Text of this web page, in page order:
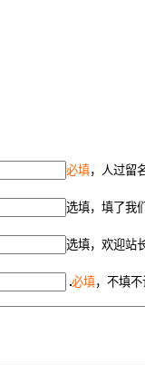
必填，人过留
选填，填了我
选填，欢迎站
必填，不填